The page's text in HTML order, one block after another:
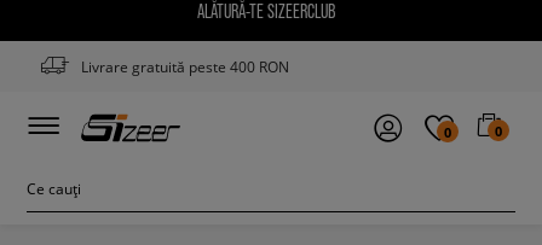
ALĂTURĂ-TE SIZEERCLUB
Livrare gratuită peste 400 RON
0 0